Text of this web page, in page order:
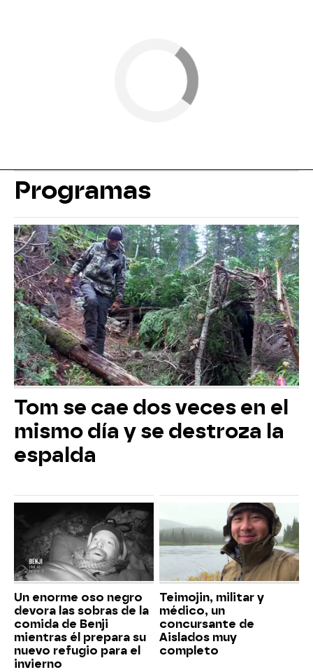
Programas
Tom se cae dos veces en el
mismo día y se destroza la
espalda
Un enorme oso negro
devora las sobras de la
comida de Benji
mientras él prepara su
nuevo refugio para el
invierno
Teimojin, militar y
médico, un
concursante de
Aislados muy
completo